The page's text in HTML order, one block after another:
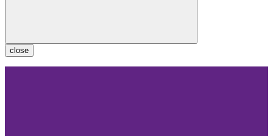
close